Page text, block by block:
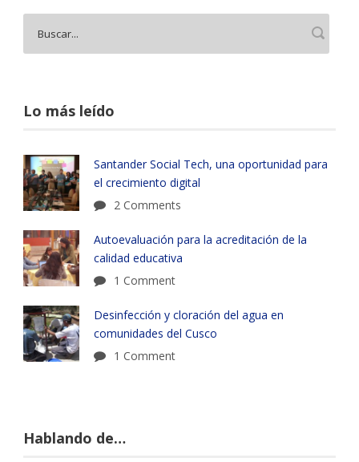
Lo más leído
Santander Social Tech, una oportunidad para
el crecimiento digital
2 Comments
Autoevaluación para la acreditación de la
calidad educativa
1 Comment
Desinfección y cloración del agua en
comunidades del Cusco
1 Comment
Hablando de…